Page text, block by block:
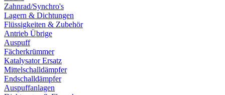
Zahnrad/Synchro's
Lagern & Dichtungen
Flüssigkeiten & Zubehör
Antrieb Übrige
Auspuff
Fächerkrümmer
Katalysator Ersatz
Mittelschalldämpfer
Endschalldämpfer
Auspuffanlagen